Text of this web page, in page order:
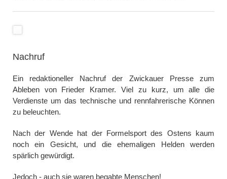
Nachruf
Ein redaktioneller Nachruf der Zwickauer Presse zum
Ableben von Frieder Kramer. Viel zu kurz, um alle die
Verdienste um das technische und rennfahrerische Können
zu beleuchten.
Nach der Wende hat der Formelsport des Ostens kaum
noch ein Gesicht, und die ehemaligen Helden werden
spärlich gewürdigt.
Jedoch - auch sie waren begabte Menschen!